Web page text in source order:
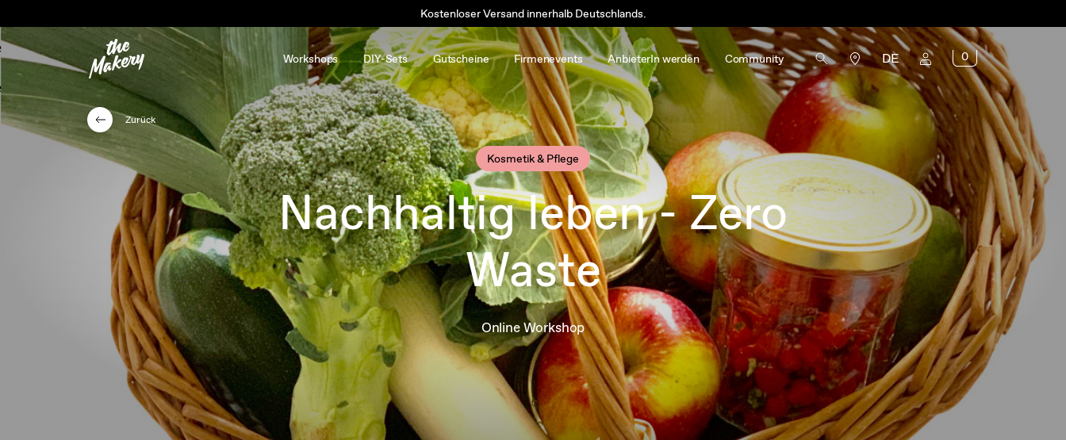
Kostenloser Versand innerhalb Deutschlands.
Workshops DIY-Sets Gutscheine Firmenevents AnbieterIn werden Community DE 0
Kosmetik & Pflege
Nachhaltig leben - Zero
Waste
Online Workshop
Zurück